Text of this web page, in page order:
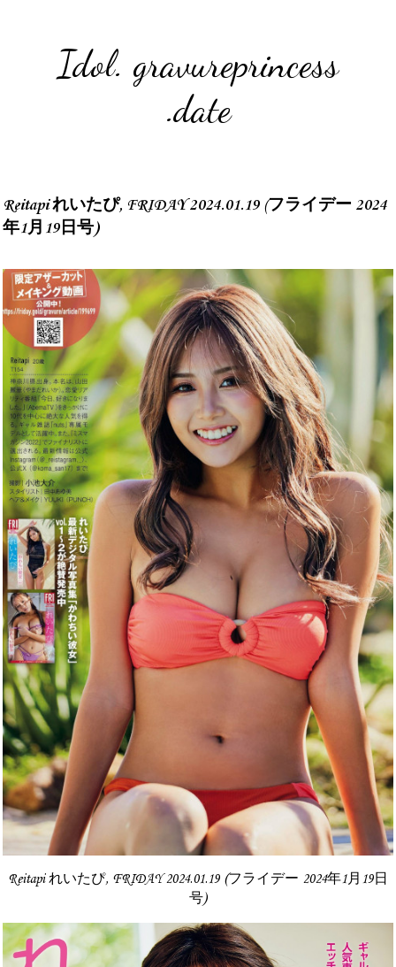
Idol. gravureprincess
.date
Reitapi れいたぴ, FRIDAY 2024.01.19 (フライデー 2024
年1月19日号)
Reitapi れいたぴ, FRIDAY 2024.01.19 (フライデー 2024年1月19日
号)